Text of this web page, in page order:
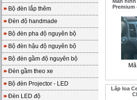
Bộ đèn lắp thêm
Đèn độ handmade
Bộ đèn pha độ nguyên bộ
Bộ đèn hậu độ nguyên bộ
Bộ đèn gầm độ nguyên bộ
Đèn gầm theo xe
Bộ đèn Projector - LED
Đèn LED độ
Premium
Lắp loa